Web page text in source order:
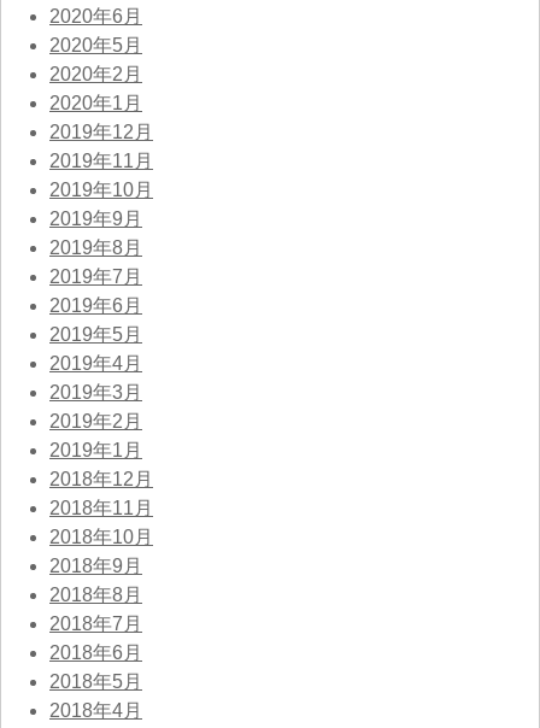
2020年6月
2020年5月
2020年2月
2020年1月
2019年12月
2019年11月
2019年10月
2019年9月
2019年8月
2019年7月
2019年6月
2019年5月
2019年4月
2019年3月
2019年2月
2019年1月
2018年12月
2018年11月
2018年10月
2018年9月
2018年8月
2018年7月
2018年6月
2018年5月
2018年4月